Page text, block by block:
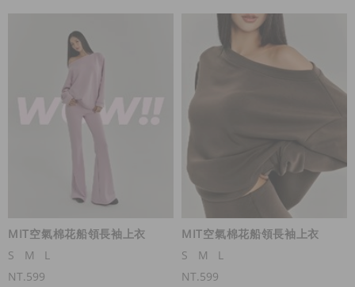
MIT空氣棉花船領長袖上衣
S
M
L
NT.599
MIT空氣棉花船領長袖上衣
S
M
L
NT.599